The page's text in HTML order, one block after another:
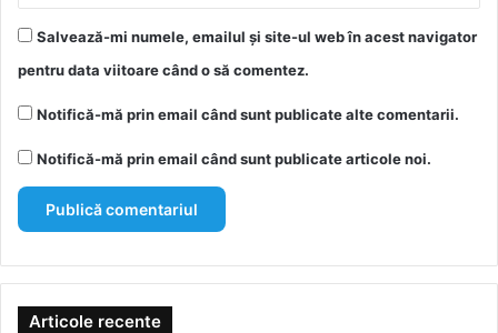
Salvează-mi numele, emailul și site-ul web în acest navigator
pentru data viitoare când o să comentez.
Notifică-mă prin email când sunt publicate alte comentarii.
Notifică-mă prin email când sunt publicate articole noi.
Articole recente